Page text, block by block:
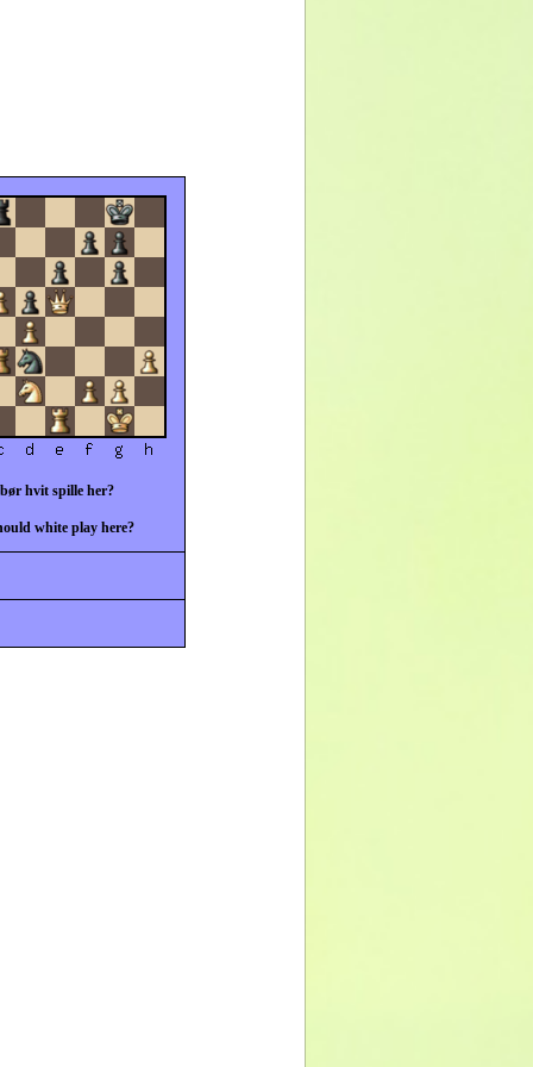
hvit spille her?
white play here?